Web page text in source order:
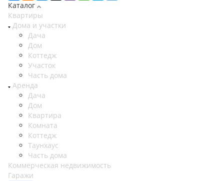
Каталог
Квартиры
Дома и участки
Дача
Дом
Коттедж
Участок
Часть дома
Аренда
Дача
Дом
Квартира
Комната
Коттедж
Таунхаус
Часть дома
Коммерческая недвижимость
Гаражи